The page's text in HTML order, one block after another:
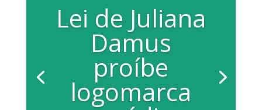
Lei de Juliana
Damus
proíbe
logomarca